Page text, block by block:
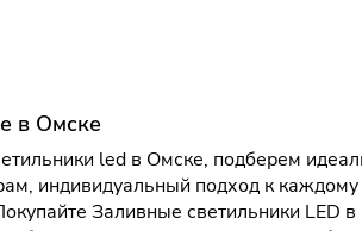
в Омске
led в Омске, подберем
индивидуальный подход к
Заливные светильники LED